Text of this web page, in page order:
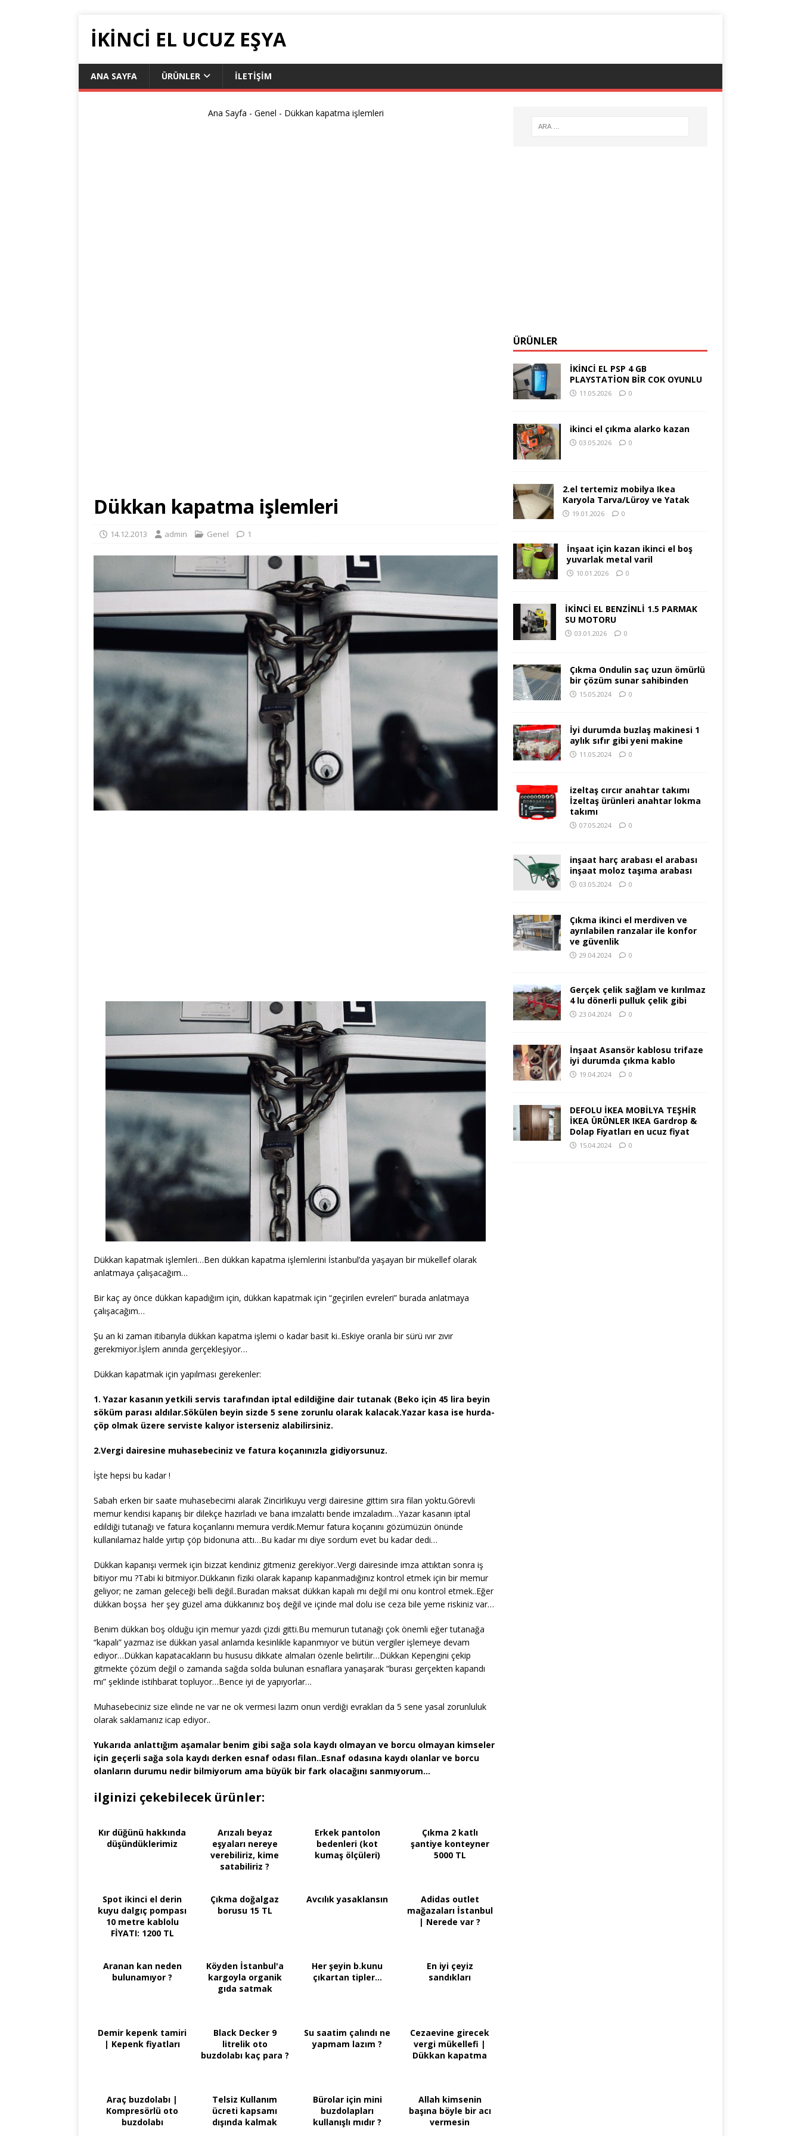
İKİNCİ EL UCUZ EŞYA
ANA SAYFA ÜRÜNLER İLETIŞIM
Ana Sayfa - Genel - Dükkan kapatma işlemleri
Dükkan kapatma işlemleri
14.12.2013 admin Genel 1
Dükkan kapatmak işlemleri…Ben dükkan kapatma işlemlerini İstanbul’da yaşayan bir mükellef olarak
anlatmaya çalışacağım…
Bir kaç ay önce dükkan kapadığım için, dükkan kapatmak için “geçirilen evreleri” burada anlatmaya
çalışacağım…
Şu an ki zaman itibarıyla dükkan kapatma işlemi o kadar basit ki..Eskiye oranla bir sürü ıvır zıvır
gerekmiyor.İşlem anında gerçekleşiyor…
Dükkan kapatmak için yapılması gerekenler:
1. Yazar kasanın yetkili servis tarafından iptal edildiğine dair tutanak (Beko için 45 lira beyin
söküm parası aldılar.Sökülen beyin sizde 5 sene zorunlu olarak kalacak.Yazar kasa ise hurda-
çöp olmak üzere serviste kalıyor isterseniz alabilirsiniz.
2.Vergi dairesine muhasebeciniz ve fatura koçanınızla gidiyorsunuz.
İşte hepsi bu kadar !
Sabah erken bir saate muhasebecimi alarak Zincirlikuyu vergi dairesine gittim sıra filan yoktu.Görevli
memur kendisi kapanış bir dilekçe hazırladı ve bana imzalattı bende imzaladım…Yazar kasanın iptal
edildiği tutanağı ve fatura koçanlarını memura verdik.Memur fatura koçanını gözümüzün önünde
kullanılamaz halde yırtıp çöp bidonuna attı…Bu kadar mı diye sordum evet bu kadar dedi…
Dükkan kapanışı vermek için bizzat kendiniz gitmeniz gerekiyor..Vergi dairesinde imza attıktan sonra iş
bitiyor mu ?Tabi ki bitmiyor.Dükkanın fiziki olarak kapanıp kapanmadığınız kontrol etmek için bir memur
geliyor; ne zaman geleceği belli değil..Buradan maksat dükkan kapalı mı değil mi onu kontrol etmek..Eğer
dükkan boşsa her şey güzel ama dükkanınız boş değil ve içinde mal dolu ise ceza bile yeme riskiniz var…
Benim dükkan boş olduğu için memur yazdı çizdi gitti.Bu memurun tutanağı çok önemli eğer tutanağa
“kapalı” yazmaz ise dükkan yasal anlamda kesinlikle kapanmıyor ve bütün vergiler işlemeye devam
ediyor…Dükkan kapatacakların bu hususu dikkate almaları özenle belirtilir…Dükkan Kepengini çekip
gitmekte çözüm değil o zamanda sağda solda bulunan esnaflara yanaşarak “burası gerçekten kapandı
mı” şeklinde istihbarat topluyor…Bence iyi de yapıyorlar…
Muhasebeciniz size elinde ne var ne ok vermesi lazım onun verdiği evrakları da 5 sene yasal zorunluluk
olarak saklamanız icap ediyor..
Yukarıda anlattığım aşamalar benim gibi sağa sola kaydı olmayan ve borcu olmayan kimseler
için geçerli sağa sola kaydı derken esnaf odası filan..Esnaf odasına kaydı olanlar ve borcu
olanların durumu nedir bilmiyorum ama büyük bir fark olacağını sanmıyorum…
ilginizi çekebilecek ürünler:
Kır düğünü hakkında
düşündüklerimiz
Arızalı beyaz
eşyaları nereye
verebiliriz, kime
satabiliriz ?
Erkek pantolon
bedenleri (kot
kumaş ölçüleri)
Çıkma 2 katlı
şantiye konteyner
5000 TL
Spot ikinci el derin
kuyu dalgıç pompası
10 metre kablolu
FİYATI: 1200 TL
Çıkma doğalgaz
borusu 15 TL
Avcılık yasaklansın
Adidas outlet
mağazaları İstanbul
| Nerede var ?
Aranan kan neden
bulunamıyor ?
Köyden İstanbul'a
kargoyla organik
gıda satmak
Her şeyin b.kunu
çıkartan tipler...
En iyi çeyiz
sandıkları
Demir kepenk tamiri
| Kepenk fiyatları
Black Decker 9
litrelik oto
buzdolabı kaç para ?
Su saatim çalındı ne
yapmam lazım ?
Cezaevine girecek
vergi mükellefi |
Dükkan kapatma
Araç buzdolabı |
Kompresörlü oto
buzdolabı
Telsiz Kullanım
ücreti kapsamı
dışında kalmak
Bürolar için mini
buzdolapları
kullanışlı mıdır ?
Allah kimsenin
başına böyle bir acı
vermesin
ÜRÜNLER
İKİNCİ EL PSP 4 GB
PLAYSTATİON BİR COK OYUNLU
11.05.2026 0
ikinci el çıkma alarko kazan
03.05.2026 0
2.el tertemiz mobilya Ikea
Karyola Tarva/Lüroy ve Yatak
19.01.2026 0
İnşaat için kazan ikinci el boş
yuvarlak metal varil
10.01.2026 0
İKİNCİ EL BENZİNLİ 1.5 PARMAK
SU MOTORU
03.01.2026 0
Çıkma Ondulin saç uzun ömürlü
bir çözüm sunar sahibinden
15.05.2024 0
İyi durumda buzlaş makinesi 1
aylık sıfır gibi yeni makine
11.05.2024 0
izeltaş cırcır anahtar takımı
İzeltaş ürünleri anahtar lokma
takımı
07.05.2024 0
inşaat harç arabası el arabası
inşaat moloz taşıma arabası
03.05.2024 0
Çıkma ikinci el merdiven ve
ayrılabilen ranzalar ile konfor
ve güvenlik
29.04.2024 0
Gerçek çelik sağlam ve kırılmaz
4 lu dönerli pulluk çelik gibi
23.04.2024 0
İnşaat Asansör kablosu trifaze
iyi durumda çıkma kablo
19.04.2024 0
DEFOLU İKEA MOBİLYA TEŞHİR
İKEA ÜRÜNLER IKEA Gardrop &
Dolap Fiyatları en ucuz fiyat
15.04.2024 0